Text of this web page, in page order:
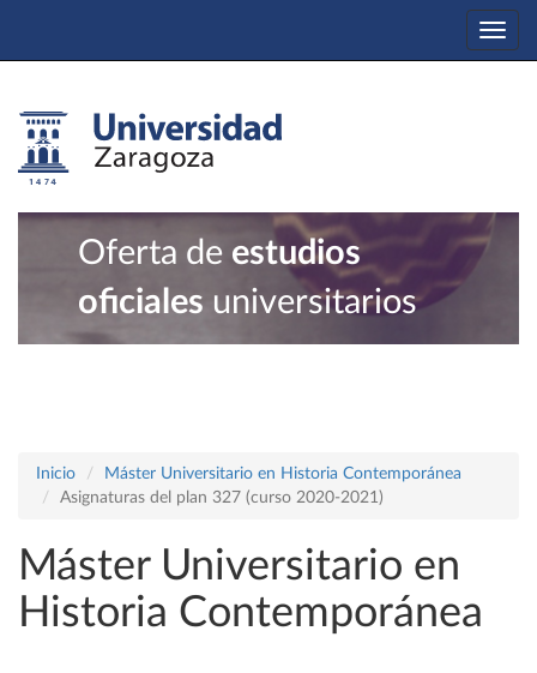
Oferta de estudios
oficiales universitarios
Inicio
Máster Universitario en Historia Contemporánea
Asignaturas del plan 327 (curso 2020-2021)
Máster Universitario en
Historia Contemporánea